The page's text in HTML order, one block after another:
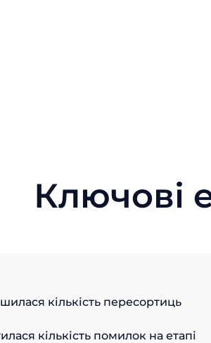
Ключові
кількість пересортиць
кількість помилок на етапі